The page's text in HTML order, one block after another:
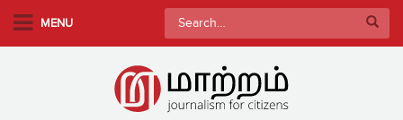
MENU
Search
for: